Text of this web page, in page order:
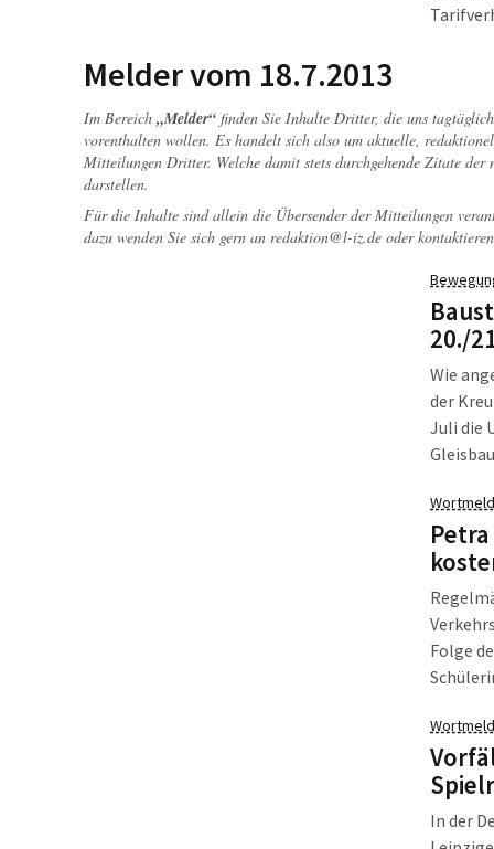
Melder vom 18.7.2013
Im Bereich „Melder“ finden Sie Inhalte Dritter, die uns
vorenthalten wollen. Es handelt sich also um aktuelle,
Mitteilungen Dritter. Welche damit stets durchgehende Zitate
darstellen.
Für die Inhalte sind allein die Übersender der Mitteilungen
dazu wenden Sie sich gern an redaktion@l-iz.de oder
20./
Wie
der
Juli die
Folge
besuchen.
In der